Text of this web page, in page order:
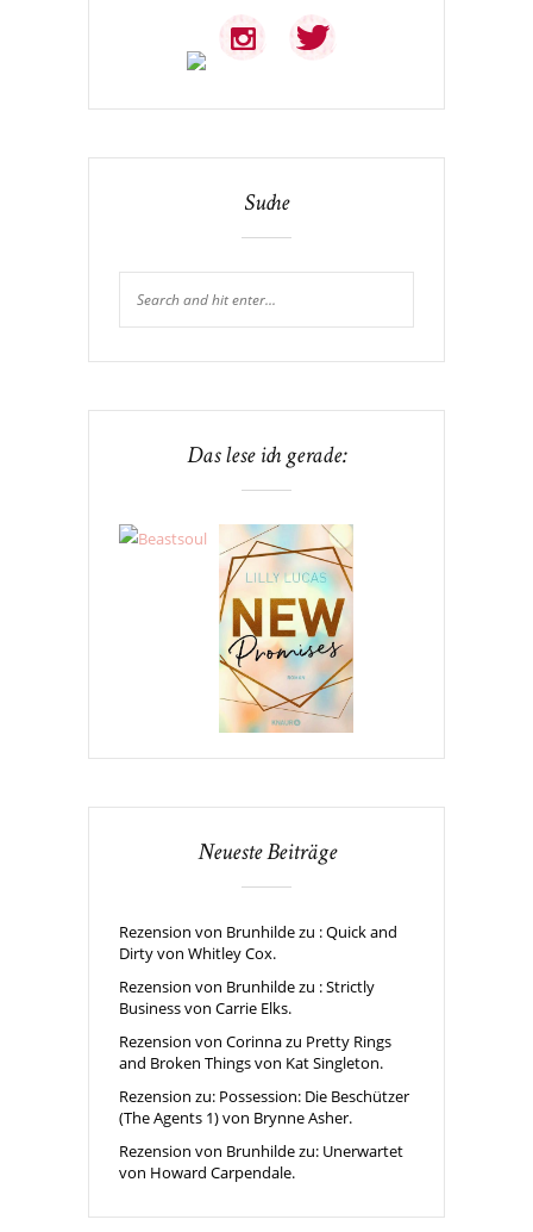
Suche
Das lese ich gerade:
Neueste Beiträge
Rezension von Brunhilde zu : Quick and
Dirty von Whitley Cox.
Rezension von Brunhilde zu : Strictly
Business von Carrie Elks.
Rezension von Corinna zu Pretty Rings
and Broken Things von Kat Singleton.
Rezension zu: Possession: Die Beschützer
(The Agents 1) von Brynne Asher.
Rezension von Brunhilde zu: Unerwartet
von Howard Carpendale.